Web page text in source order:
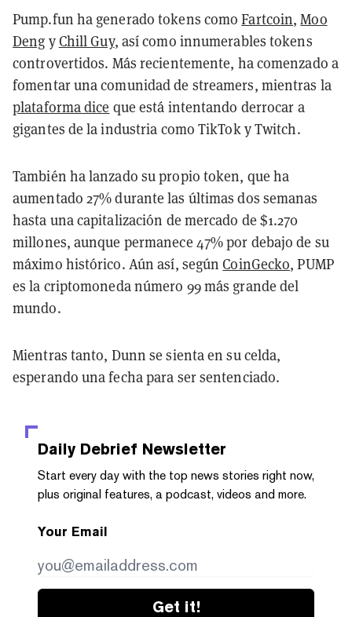
Pump.fun ha generado tokens comoFartcoin,Moo
Deng yChill Guy, así como innumerables tokens
controvertidos. Más recientemente, ha comenzado a
fomentar una comunidad de streamers, mientras la
plataforma dice que está intentando derrocar a
gigantes de la industria como TikTok y Twitch.
También ha lanzado su propio token, que ha
aumentado 27% durante las últimas dos semanas
hasta una capitalización de mercado de $1.270
millones, aunque permanece 47% por debajo de su
máximo histórico. Aún así, segúnCoinGecko, PUMP
es la criptomoneda número 99 más grande del
mundo.
Mientras tanto, Dunn se sienta en su celda,
esperando una fecha para ser sentenciado.
Daily Debrief Newsletter
Start every day with the top news stories right now,
plus original features, a podcast, videos and more.
Your Email
Get it!